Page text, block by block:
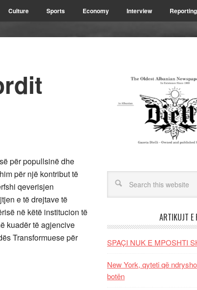
Culture Sports Economy Interview Reporting
për popullsinë dhe
për një kontribut të
qeverisjen
e të drejtave të
në këtë institucion të
kuadër të agjencive
Transformuese për
ARTIKUJT E
SPAÇI NUK E MPOSHTI
New York, qyteti që
botën